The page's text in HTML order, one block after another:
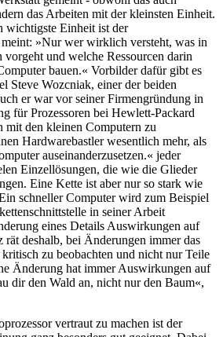
das Arbeiten mit der kleinsten Einheit.
wichtigste Einheit ist der
»Nur wer wirklich versteht, was in
vorgeht und welche Ressourcen darin
bauen.« Vorbilder dafür gibt es
Steve Wozcniak, einer der beiden
er war vor seiner Firmengründung in
für Prozessoren bei Hewlett-Packard
mit den kleinen Computern zu
Hardwarebastler wesentlich mehr, als
auseinanderzusetzen.« jeder
Einzellösungen, die wie die Glieder
Eine Kette ist aber nur so stark wie
schneller Computer wird zum Beispiel
in seiner Arbeit
eines Details Auswirkungen auf
rät deshalb, bei Änderungen immer das
zu beobachten und nicht nur Teile
Änderung hat immer Auswirkungen auf
dir den Wald an, nicht nur den Baum«,
vertraut zu machen ist der